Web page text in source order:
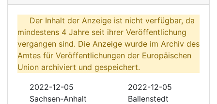
Der Inhalt der Anzeige ist nicht verfügbar, da
mindestens 4 Jahre seit ihrer Veröffentlichung
vergangen sind. Die Anzeige wurde im Archiv des
Amtes für Veröffentlichungen der Europäischen
Union archiviert und gespeichert.
2022-12-05
2022-12-05
Sachsen-Anhalt
Ballenstedt